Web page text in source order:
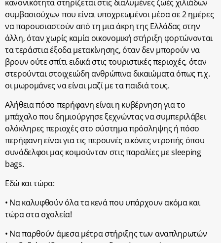
κανονικότητα στηρίζεται στις διαλυμένες ζωές χιλιάδων
συμβασιούχων που είναι υποχρεωμένοι μέσα σε 2 ημέρες
να παρουσιαστούν από τη μια άκρη της Ελλάδας στην
άλλη, όταν χωρίς καμία οικονομική στήριξη φορτώνονται
τα τεράστια έξοδα μετακίνησης, όταν δεν μπορούν να
βρουν ούτε σπίτι ειδικά στις τουριστικές περιοχές, όταν
στερούνται στοιχειώδη ανθρώπινα δικαιώματα όπως π.χ.
οι μωρομάνες να είναι μαζί με τα παιδιά τους.
Αλήθεια πόσο περήφανη είναι η κυβέρνηση για το
μπάχαλο που δημιούργησε ξεχνώντας να συμπεριλάβει
ολόκληρες περιοχές στο σύστημα πρόσληψης ή πόσο
περήφανη είναι για τις περσυνές εικόνες ντροπής όπου
συνάδελφοι μας κοιμούνταν στις παραλίες με sleeping
bags.
Εδώ και τώρα:
• Να καλυφθούν όλα τα κενά που υπάρχουν ακόμα και
τώρα στα σχολεία!
• Να παρθούν άμεσα μέτρα στήριξης των αναπληρωτών